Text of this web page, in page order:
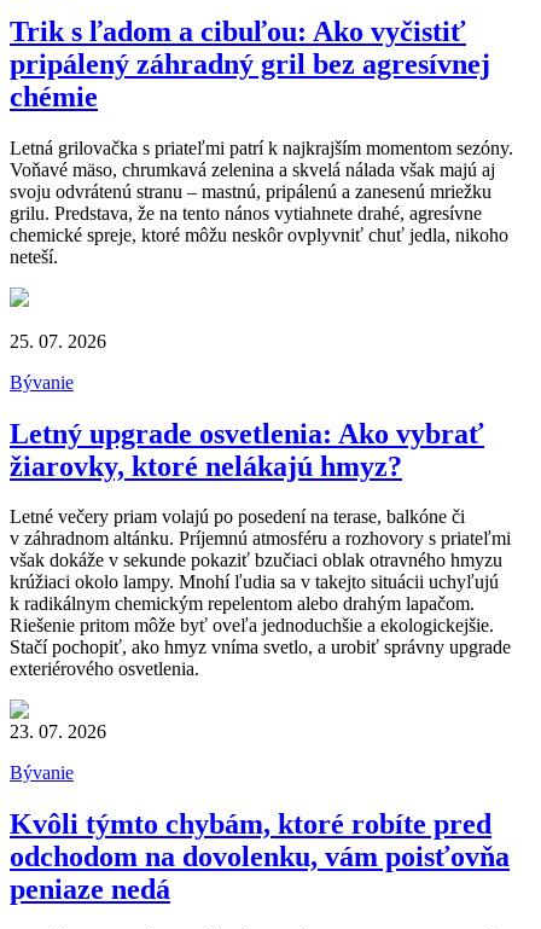
Trik s ľadom a cibuľou: Ako vyčistiť
pripálený záhradný gril bez agresívnej
chémie
Letná grilovačka s priateľmi patrí k najkrajším momentom sezóny.
Voňavé mäso, chrumkavá zelenina a skvelá nálada však majú aj
svoju odvrátenú stranu – mastnú, pripálenú a zanesenú mriežku
grilu. Predstava, že na tento nános vytiahnete drahé, agresívne
chemické spreje, ktoré môžu neskôr ovplyvniť chuť jedla, nikoho
neteší.
25. 07. 2026
Bývanie
Letný upgrade osvetlenia: Ako vybrať
žiarovky, ktoré nelákajú hmyz?
Letné večery priam volajú po posedení na terase, balkóne či
v záhradnom altánku. Príjemnú atmosféru a rozhovory s priateľmi
však dokáže v sekunde pokaziť bzučiaci oblak otravného hmyzu
krúžiaci okolo lampy. Mnohí ľudia sa v takejto situácii uchyľujú
k radikálnym chemickým repelentom alebo drahým lapačom.
Riešenie pritom môže byť oveľa jednoduchšie a ekologickejšie.
Stačí pochopiť, ako hmyz vníma svetlo, a urobiť správny upgrade
exteriérového osvetlenia.
23. 07. 2026
Bývanie
Kvôli týmto chybám, ktoré robíte pred
odchodom na dovolenku, vám poisťovňa
peniaze nedá